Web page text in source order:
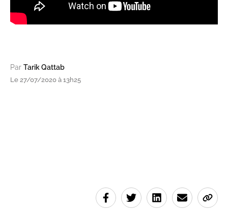
Par Tarik Qattab
Le 27/07/2020 à 13h25